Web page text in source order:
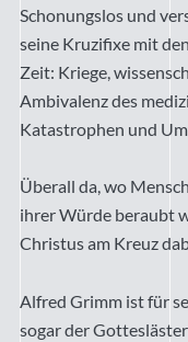
Schonungslos und
seine Kruzifixe mit
Zeit: Kriege,
Ambivalenz des
Katastrophen und
Überall da, wo
ihrer Würde beraubt
Christus am Kreuz
Alfred Grimm ist für
sogar der